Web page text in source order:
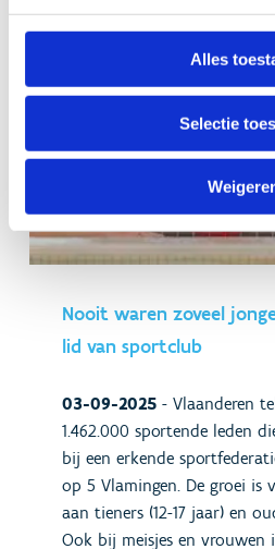
Alles
Selectie
Meer
Nooit waren zoveel
lid van sportclub
03-09-2025 -Vlaanderen
1.462.000 sportende leden
bij een erkende
op 5 Vlamingen. De groei is
aan tieners (12-17 jaar) en
Ook bij meisjes en vrouwen